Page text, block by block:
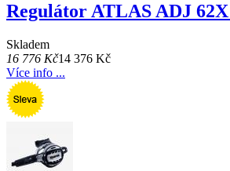
Regulátor ATLAS ADJ
Skladem
16 776 Kč14 376 Kč
Více info ...